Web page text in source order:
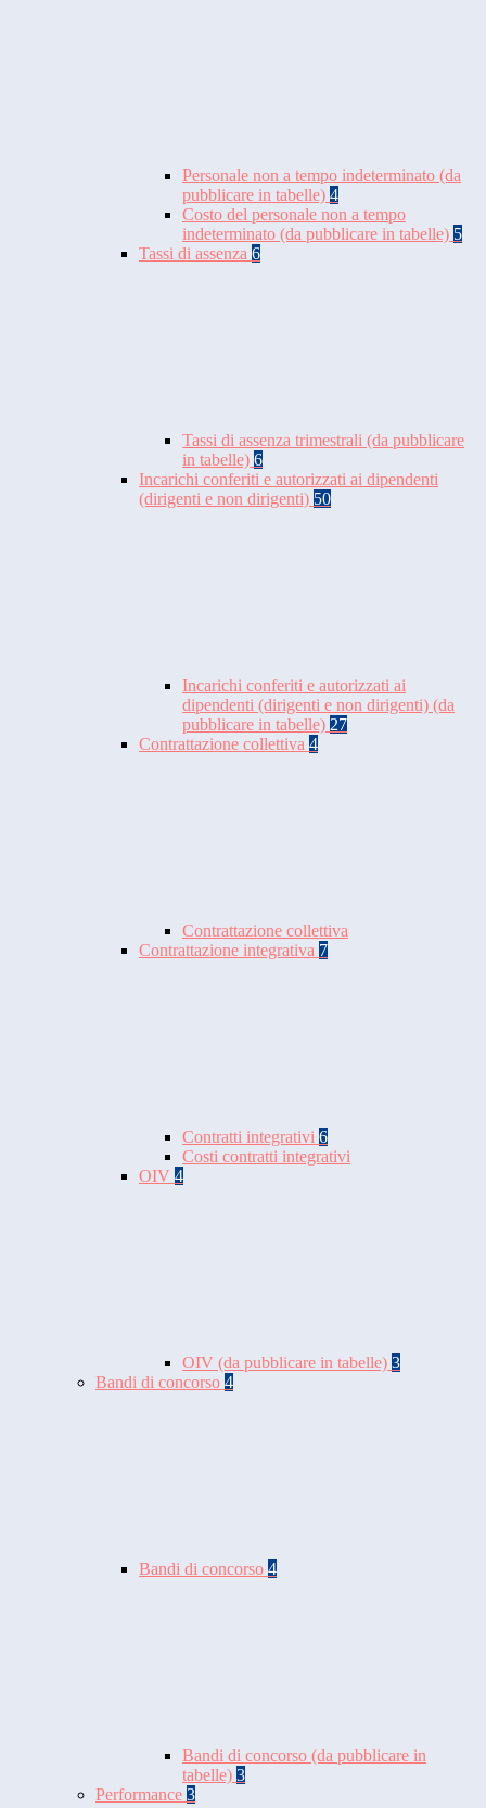
Personale non a tempo indeterminato (da
pubblicare in tabelle) 4
Costo del personale non a tempo
indeterminato (da pubblicare in tabelle) 5
Tassi di assenza 6
Tassi di assenza trimestrali (da pubblicare
in tabelle) 6
Incarichi conferiti e autorizzati ai dipendenti
(dirigenti e non dirigenti) 50
Incarichi conferiti e autorizzati ai
dipendenti (dirigenti e non dirigenti) (da
pubblicare in tabelle) 27
Contrattazione collettiva 4
Contrattazione collettiva
Contrattazione integrativa 7
Contratti integrativi 6
Costi contratti integrativi
OIV 4
OIV (da pubblicare in tabelle) 3
Bandi di concorso 4
Bandi di concorso 4
Bandi di concorso (da pubblicare in
tabelle) 3
Performance 3